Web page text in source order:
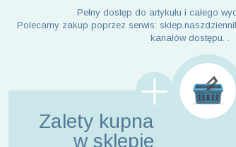
Pełny dostęp do artykułu i całego
Polecamy zakup poprzez serwis:
kanałów dostępu. .
Zalety kupna
w sklepie